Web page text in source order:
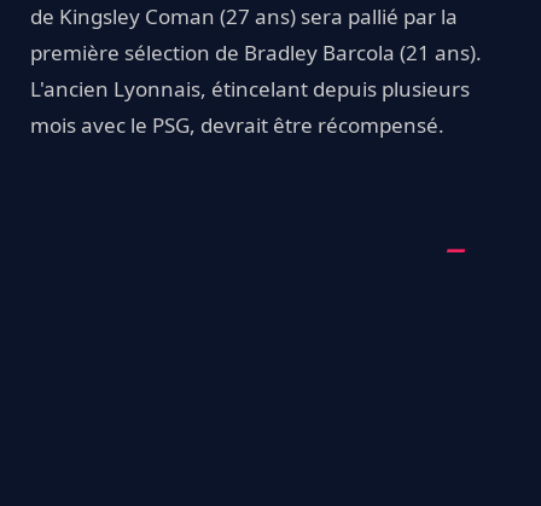
de Kingsley Coman (27 ans) sera pallié par la
première sélection de Bradley Barcola (21 ans).
L'ancien Lyonnais, étincelant depuis plusieurs
mois avec le PSG, devrait être récompensé.